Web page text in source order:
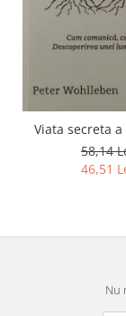
Viata secreta
58,14
46,51
Nu